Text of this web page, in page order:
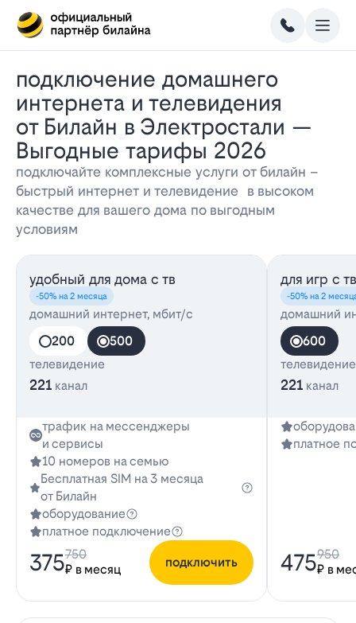
Подключение домашнего
интернета и телевидения
от Билайн в Электростали —
Выгодные тарифы 2026
подключайте комплексные услуги от билайн –
быстрый интернет и телевидение в высоком
качестве для вашего дома по выгодным
условиям
удобный для дома с тв
-50% на 2 месяца
домашний интернет, мбит/с
200
500
телевидение
221 канал
трафик на мессенджеры
и сервисы
10 номеров на семью
Бесплатная SIM на 3 месяца
от Билайн
оборудование
платное подключение
375₽ в месяц
750
подключить
для игр с тв
-50% на 2
домашний
600
телевидение
221 канал
платное
475₽ в
950